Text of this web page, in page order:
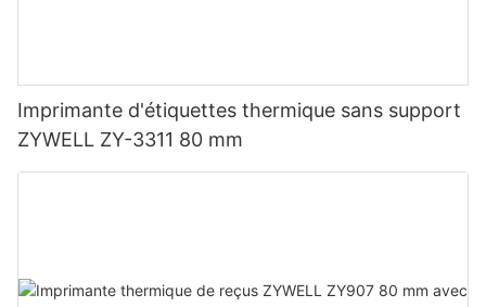
Imprimante d'étiquettes thermique sans support
ZYWELL ZY-3311 80 mm